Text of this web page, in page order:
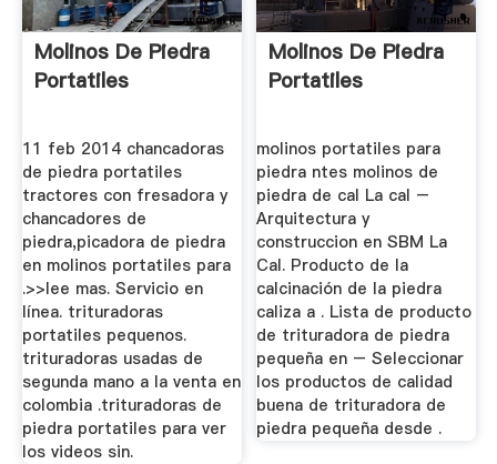
Molinos De Piedra
Portatiles
11 feb 2014 chancadoras
de piedra portatiles
tractores con fresadora y
chancadores de
piedra,picadora de piedra
en molinos portatiles para
.>>lee mas. Servicio en
línea. trituradoras
portatiles pequenos.
trituradoras usadas de
segunda mano a la venta en
colombia .trituradoras de
piedra portatiles para ver
los videos sin.
Molinos De Piedra
Portatiles
molinos portatiles para
piedra ntes molinos de
piedra de cal La cal –
Arquitectura y
construccion en SBM La
Cal. Producto de la
calcinación de la piedra
caliza a . Lista de producto
de trituradora de piedra
pequeña en – Seleccionar
los productos de calidad
buena de trituradora de
piedra pequeña desde .